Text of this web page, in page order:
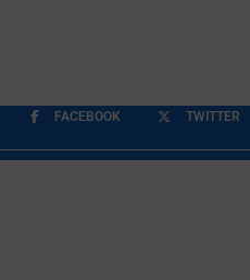
FACEBOOK TWITTER